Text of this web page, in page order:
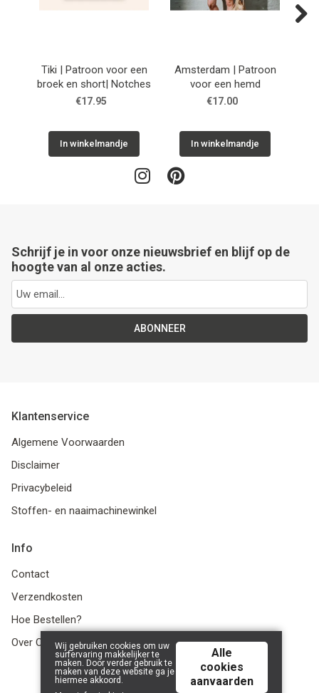
Tiki | Patroon voor een
broek en short| Notches
€17.95
In winkelmandje
Amsterdam | Patroon
voor een hemd
€17.00
In winkelmandje
Schrijf je in voor onze nieuwsbrief en blijf op de
hoogte van al onze acties.
ABONNEER
Klantenservice
Algemene Voorwaarden
Disclaimer
Privacybeleid
Stoffen- en naaimachinewinkel
Info
Contact
Verzendkosten
Hoe Bestellen?
Over Ons
© 2026 LanaLotta | Powered byTilroy.
Wij gebruiken cookies om uw
surfervaring makkelijker te
maken. Door verder gebruik te
maken van deze website ga je
hiermee akkoord.
Alle
cookies
aanvaarden